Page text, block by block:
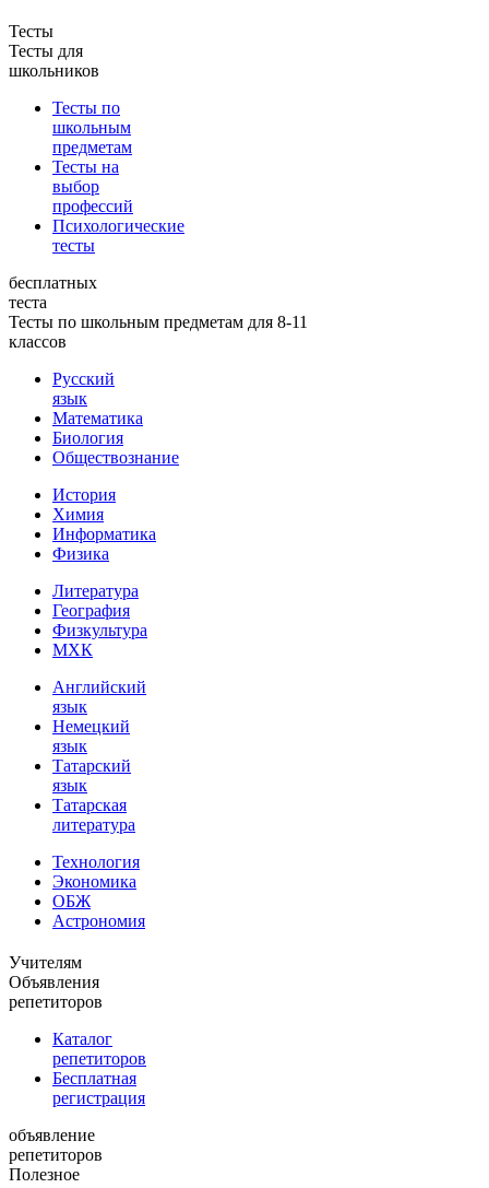
Тесты
Тесты для
школьников
Тесты по
школьным
предметам
Тесты на
выбор
профессий
Психологические
тесты
бесплатных
теста
Тесты по школьным предметам для 8-11
классов
Русский
язык
Математика
Биология
Обществознание
История
Химия
Информатика
Физика
Литература
География
Физкультура
МХК
Английский
язык
Немецкий
язык
Татарский
язык
Татарская
литература
Технология
Экономика
ОБЖ
Астрономия
Учителям
Объявления
репетиторов
Каталог
репетиторов
Бесплатная
регистрация
объявление
репетиторов
Полезное